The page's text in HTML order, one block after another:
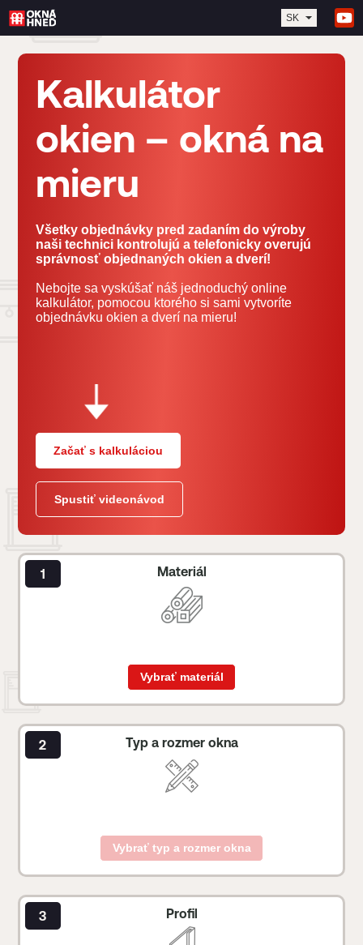
SK
Kalkulátor
okien – okná na
mieru
Všetky objednávky pred zadaním do výroby
naši technici kontrolujú a telefonicky overujú
správnosť objednaných okien a dverí!
Nebojte sa vyskúšať náš jednoduchý online
kalkulátor, pomocou ktorého si sami vytvoríte
objednávku okien a dverí na mieru!
Začať s kalkuláciou
Spustiť videonávod
Materiál
Vybrať materiál
Typ a rozmer okna
Vybrať typ a rozmer okna
Profil